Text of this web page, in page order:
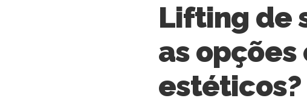
Lifting de
as
estéticos?